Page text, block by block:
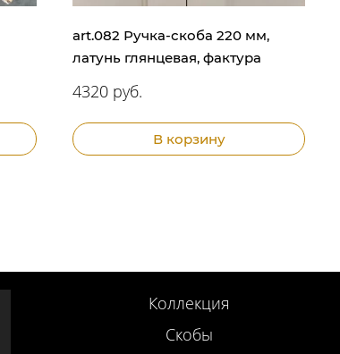
art.082 Ручка-скоба 220 мм,
латунь глянцевая, фактура
4320 руб.
В корзину
Коллекция
Скобы